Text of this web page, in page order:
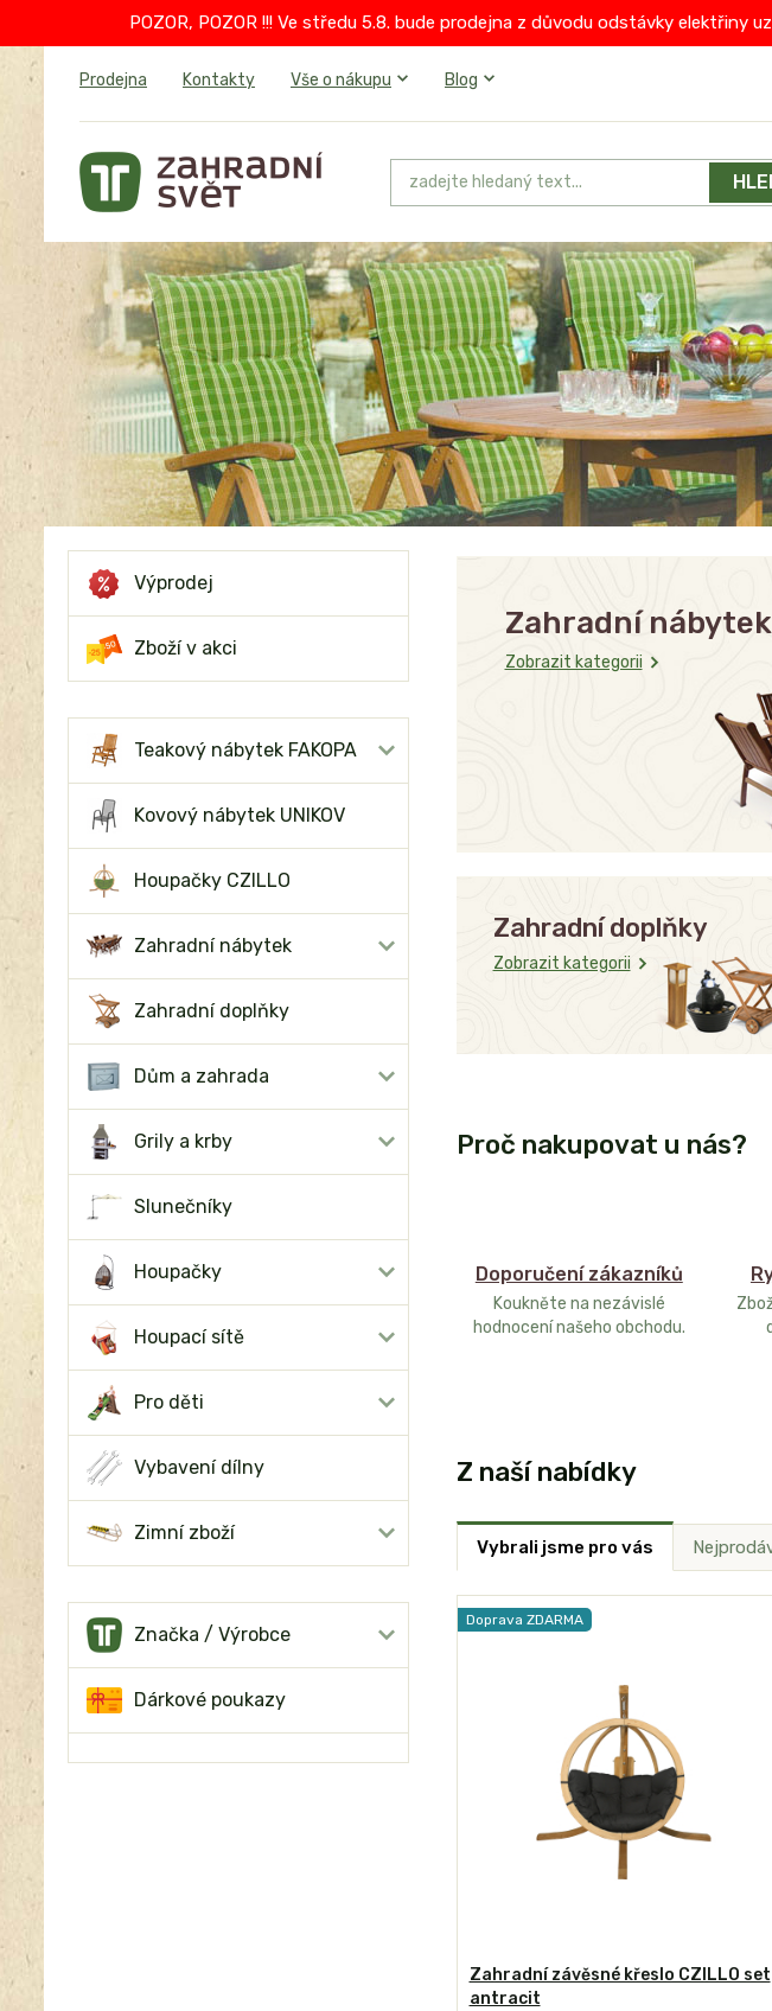
POZOR, POZOR !!! Ve středu 5.8. bude prodejna z důvodu odstávky
Prodejna Kontakty Vše o nákupu Blog
Výprodej
Zboží v akci
Teakový nábytek FAKOPA
Kovový nábytek UNIKOV
Houpačky CZILLO
Zahradní nábytek
Zahradní doplňky
Dům a zahrada
Grily a krby
Slunečníky
Houpačky
Houpací sítě
Pro děti
Vybavení dílny
Zimní zboží
Značka / Výrobce
Dárkové poukazy
Zahradní nábytek
Zobrazit kategorii
Zahradní doplňky
Zobrazit kategorii
Proč nakupovat u nás?
Doporučení zákazníků
Koukněte na nezávislé
hodnocení našeho obchodu.
Z naší nabídky
Vybrali jsme pro vás
Doprava ZDARMA
Zahradní závěsné křeslo CZILLO set
antracit